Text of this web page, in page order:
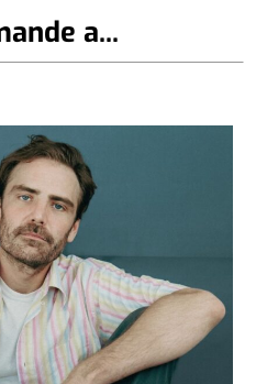
a...